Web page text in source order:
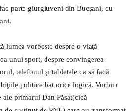
parte giurgiuveni din Bucşani, cu
lumea vorbeşte despre o viaţă
unui sport, despre convingerea
telefonul şi tabletele ca să facă
politice bat orice logică. Vorbim
primarul Dan Păsat(cică